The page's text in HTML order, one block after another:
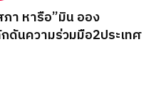
า หารือ”มิน ออง
ดันความร่วมมือ2ประเทศ